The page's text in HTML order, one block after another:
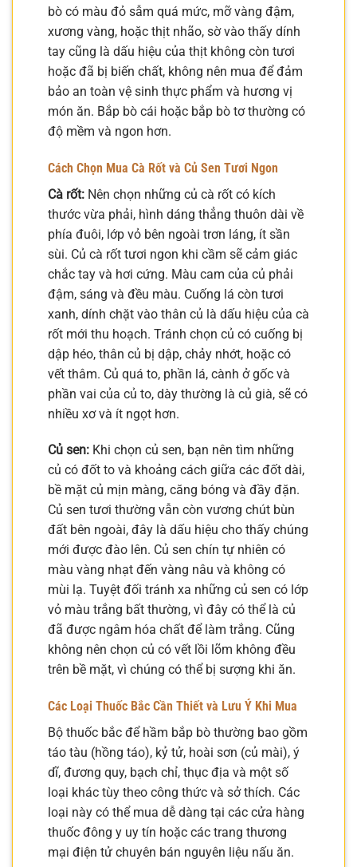
bò có màu đỏ sẫm quá mức, mỡ vàng đậm,
xương vàng, hoặc thịt nhão, sờ vào thấy dính
tay cũng là dấu hiệu của thịt không còn tươi
hoặc đã bị biến chất, không nên mua để đảm
bảo an toàn vệ sinh thực phẩm và hương vị
món ăn. Bắp bò cái hoặc bắp bò tơ thường có
độ mềm và ngon hơn.
Cách Chọn Mua Cà Rốt và Củ Sen Tươi Ngon
Cà rốt: Nên chọn những củ cà rốt có kích
thước vừa phải, hình dáng thẳng thuôn dài về
phía đuôi, lớp vỏ bên ngoài trơn láng, ít sần
sùi. Củ cà rốt tươi ngon khi cầm sẽ cảm giác
chắc tay và hơi cứng. Màu cam của củ phải
đậm, sáng và đều màu. Cuống lá còn tươi
xanh, dính chặt vào thân củ là dấu hiệu của cà
rốt mới thu hoạch. Tránh chọn củ có cuống bị
dập héo, thân củ bị dập, chảy nhớt, hoặc có
vết thâm. Củ quá to, phần lá, cành ở gốc và
phần vai của củ to, dày thường là củ già, sẽ có
nhiều xơ và ít ngọt hơn.
Củ sen: Khi chọn củ sen, bạn nên tìm những
củ có đốt to và khoảng cách giữa các đốt dài,
bề mặt củ mịn màng, căng bóng và đầy đặn.
Củ sen tươi thường vẫn còn vương chút bùn
đất bên ngoài, đây là dấu hiệu cho thấy chúng
mới được đào lên. Củ sen chín tự nhiên có
màu vàng nhạt đến vàng nâu và không có
mùi lạ. Tuyệt đối tránh xa những củ sen có lớp
vỏ màu trắng bất thường, vì đây có thể là củ
đã được ngâm hóa chất để làm trắng. Cũng
không nên chọn củ có vết lồi lõm không đều
trên bề mặt, vì chúng có thể bị sượng khi ăn.
Các Loại Thuốc Bắc Cần Thiết và Lưu Ý Khi Mua
Bộ thuốc bắc để hầm bắp bò thường bao gồm
táo tàu (hồng táo), kỷ tử, hoài sơn (củ mài), ý
dĩ, đương quy, bạch chỉ, thục địa và một số
loại khác tùy theo công thức và sở thích. Các
loại này có thể mua dễ dàng tại các cửa hàng
thuốc đông y uy tín hoặc các trang thương
mại điện tử chuyên bán nguyên liệu nấu ăn.